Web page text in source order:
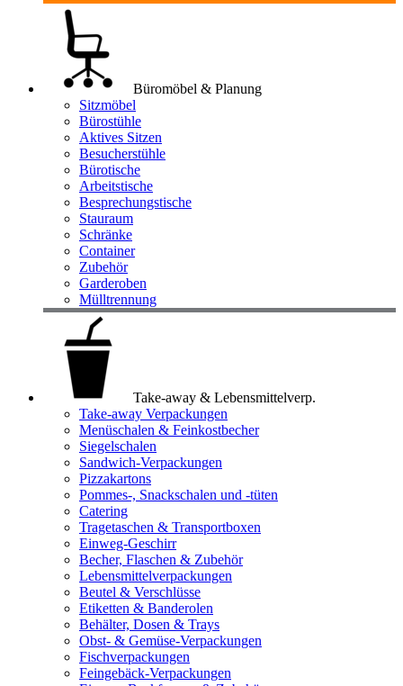
Büromöbel & Planung
Sitzmöbel
Bürostühle
Aktives Sitzen
Besucherstühle
Bürotische
Arbeitstische
Besprechungstische
Stauraum
Schränke
Container
Zubehör
Garderoben
Mülltrennung
Take-away & Lebensmittelverp.
Take-away Verpackungen
Menüschalen & Feinkostbecher
Siegelschalen
Sandwich-Verpackungen
Pizzakartons
Pommes-, Snackschalen und -tüten
Catering
Tragetaschen & Transportboxen
Einweg-Geschirr
Becher, Flaschen & Zubehör
Lebensmittelverpackungen
Beutel & Verschlüsse
Etiketten & Banderolen
Behälter, Dosen & Trays
Obst- & Gemüse-Verpackungen
Fischverpackungen
Feingebäck-Verpackungen